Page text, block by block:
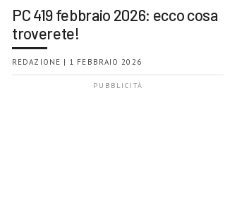
PC 419 febbraio 2026: ecco cosa
troverete!
REDAZIONE | 1 FEBBRAIO 2026